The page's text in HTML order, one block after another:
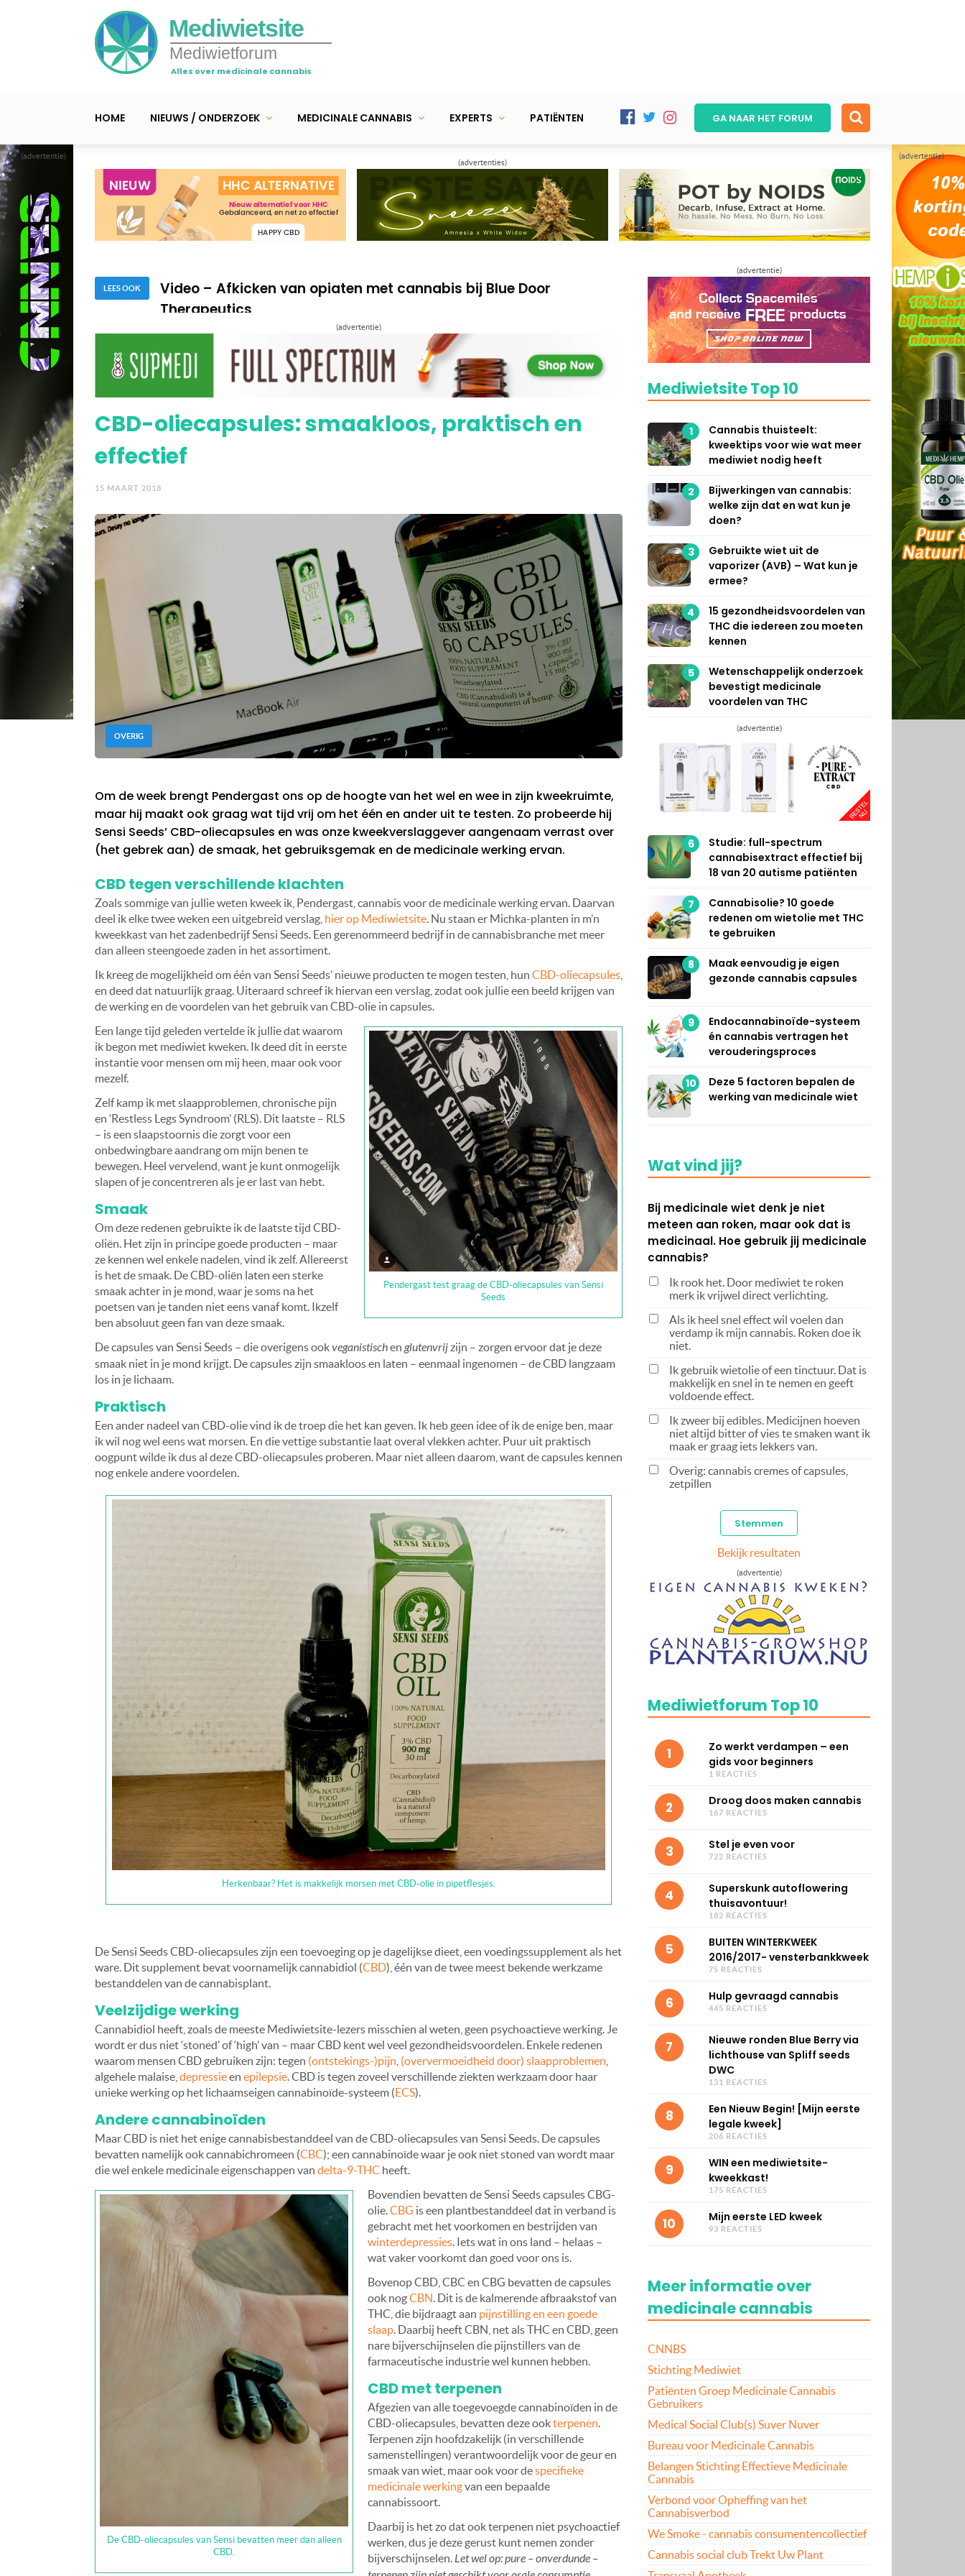
(advertentie) (advertentie)
Mediwietsite
Mediwietforum
Alles over medicinale cannabis
HOME NIEUWS / ONDERZOEK MEDICINALE CANNABIS EXPERTS PATIËNTEN GA NAAR HET FORUM
(advertenties)
LEES OOK
Ontdek de ‘Terpenen in Cannabis’ met deze interactieve graphic
Video – Mediwietsite schittert in internationale wietserie
Therapeutics
Ontdek de ‘Terpenen in Cannabis’ met deze interactieve graphic
Video – Mediwietsite schittert in internationale wietserie
(advertentie)
CBD-oliecapsules: smaakloos, praktisch en
effectief
15 MAART 2018
OVERIG
Om de week brengt Pendergast ons op de hoogte van het wel en wee in zijn kweekruimte,
maar hij maakt ook graag wat tijd vrij om het één en ander uit te testen. Zo probeerde hij
Sensi Seeds’ CBD-oliecapsules en was onze kweekverslaggever aangenaam verrast over
(het gebrek aan) de smaak, het gebruiksgemak en de medicinale werking ervan.
CBD tegen verschillende klachten
Zoals sommige van jullie weten kweek ik, Pendergast, cannabis voor de medicinale werking ervan. Daarvan
deel ik elke twee weken een uitgebreid verslag, hier op Mediwietsite. Nu staan er Michka-planten in m’n
kweekkast van het zadenbedrijf Sensi Seeds. Een gerenommeerd bedrijf in de cannabisbranche met meer
dan alleen steengoede zaden in het assortiment.
Ik kreeg de mogelijkheid om één van Sensi Seeds’ nieuwe producten te mogen testen, hun CBD-oliecapsules
en deed dat natuurlijk graag. Uiteraard schreef ik hiervan een verslag, zodat ook jullie een beeld krijgen van
de werking en de voordelen van het gebruik van CBD-olie in capsules.
Pendergast test graag de CBD-oliecapsules van Sensi
Seeds
Een lange tijd geleden vertelde ik jullie dat waarom
ik begon met mediwiet kweken. Ik deed dit in eerste
instantie voor mensen om mij heen, maar ook voor
mezelf.
Zelf kamp ik met slaapproblemen, chronische pijn
en ‘Restless Legs Syndroom’ (RLS). Dit laatste – RLS
– is een slaapstoornis die zorgt voor een
onbedwingbare aandrang om mijn benen te
bewegen. Heel vervelend, want je kunt onmogelijk
slapen of je concentreren als je er last van hebt.
Smaak
Om deze redenen gebruikte ik de laatste tijd CBD-
oliën. Het zijn in principe goede producten – maar
ze kennen wel enkele nadelen, vind ik zelf. Allereerst
is het de smaak. De CBD-oliën laten een sterke
smaak achter in je mond, waar je soms na het
poetsen van je tanden niet eens vanaf komt. Ikzelf
ben absoluut geen fan van deze smaak.
De capsules van Sensi Seeds – die overigens ookveganistischen glutenvrijzijn – zorgen ervoor dat je deze
smaak niet in je mond krijgt. De capsules zijn smaakloos en laten – eenmaal ingenomen – de CBD langzaam
los in je lichaam.
Praktisch
Een ander nadeel van CBD-olie vind ik de troep die het kan geven. Ik heb geen idee of ik de enige ben, maar
ik wil nog wel eens wat morsen. En die vettige substantie laat overal vlekken achter. Puur uit praktisch
oogpunt wilde ik dus al deze CBD-oliecapsules proberen. Maar niet alleen daarom, want de capsules kennen
nog enkele andere voordelen.
Herkenbaar? Het is makkelijk morsen met CBD-olie in pipetflesjes.
De Sensi Seeds CBD-oliecapsules zijn een toevoeging op je dagelijkse dieet, een voedingssupplement als het
ware. Dit supplement bevat voornamelijk cannabidiol (CBD), één van de twee meest bekende werkzame
bestanddelen van de cannabisplant.
Veelzijdige werking
Cannabidiol heeft, zoals de meeste Mediwietsite-lezers misschien al weten, geen psychoactieve werking. Je
wordt er dus niet ‘stoned’ of ‘high’ van – maar CBD kent wel veel gezondheidsvoordelen. Enkele redenen
waarom mensen CBD gebruiken zijn: tegen (ontstekings-)pijn (oververmoeidheid door) slaapproblemen
algehele malaise, depressieen epilepsie. CBD is tegen zoveel verschillende ziekten werkzaam door haar
unieke werking op het lichaamseigen cannabinoïde-systeem (ECS).
Andere cannabinoïden
Maar CBD is niet het enige cannabisbestanddeel van de CBD-oliecapsules van Sensi Seeds. De capsules
bevatten namelijk ook cannabichromeen (CBC); een cannabinoïde waar je ook niet stoned van wordt maar
die wel enkele medicinale eigenschappen van delta-9-THC heeft.
De CBD-oliecapsules van Sensi bevatten meer dan alleen
CBD.
Bovendien bevatten de Sensi Seeds capsules CBG-
olie.CBG is een plantbestanddeel dat in verband is
gebracht met het voorkomen en bestrijden van
winterdepressies. Iets wat in ons land – helaas –
wat vaker voorkomt dan goed voor ons is.
Bovenop CBD, CBC en CBG bevatten de capsules
ook nogCBN. Dit is de kalmerende afbraakstof van
THC, die bijdraagt aan pijnstilling en een goede
slaap. Daarbij heeft CBN, net als THC en CBD, geen
nare bijverschijnselen die pijnstillers van de
farmaceutische industrie wel kunnen hebben.
CBD met terpenen
Afgezien van alle toegevoegde cannabinoïden in de
CBD-oliecapsules, bevatten deze ookterpenen.
Terpenen zijn hoofdzakelijk (in verschillende
samenstellingen) verantwoordelijk voor de geur en
smaak van wiet, maar ook voor despecifieke
medicinale werkingvan een bepaalde
cannabissoort.
Daarbij is het zo dat ook terpenen niet psychoactief
werken, dus je deze gerust kunt nemen zonder
bijverschijnselen. Let wel op: pure – onverdunde –
(advertentie)
Mediwietsite Top 10
1
Cannabis thuisteelt:
kweektips voor wie wat meer
mediwiet nodig heeft
2
Bijwerkingen van cannabis:
welke zijn dat en wat kun je
doen?
3
Gebruikte wiet uit de
vaporizer (AVB) – Wat kun je
ermee?
4
15 gezondheidsvoordelen van
THC die iedereen zou moeten
kennen
5
Wetenschappelijk onderzoek
bevestigt medicinale
voordelen van THC
(advertentie)
6
Studie: full-spectrum
cannabisextract effectief bij
18 van 20 autisme patiënten
7
Cannabisolie? 10 goede
redenen om wietolie met THC
te gebruiken
8
Maak eenvoudig je eigen
gezonde cannabis capsules
9
Endocannabinoïde-systeem
én cannabis vertragen het
verouderingsproces
10
Deze 5 factoren bepalen de
werking van medicinale wiet
Wat vind jij?
Bij medicinale wiet denk je niet
meteen aan roken, maar ook dat is
medicinaal. Hoe gebruik jij medicinale
cannabis?
Ik rook het. Door mediwiet te roken
merk ik vrijwel direct verlichting.
Als ik heel snel effect wil voelen dan
verdamp ik mijn cannabis. Roken doe ik
niet.
Ik gebruik wietolie of een tinctuur. Dat is
makkelijk en snel in te nemen en geeft
voldoende effect.
Ik zweer bij edibles. Medicijnen hoeven
niet altijd bitter of vies te smaken want ik
maak er graag iets lekkers van.
Overig: cannabis cremes of capsules,
zetpillen
Bekijk resultaten
(advertentie)
Mediwietforum Top 10
1
Zo werkt verdampen – een
gids voor beginners
1 REACTIES
2 Droog doos maken cannabis
167 REACTIES
3 Stel je even voor
722 REACTIES
4
Superskunk autoflowering
thuisavontuur!
182 REACTIES
5
BUITEN WINTERKWEEK
2016/2017- vensterbankkweek
75 REACTIES
6 Hulp gevraagd cannabis
445 REACTIES
7
Nieuwe ronden Blue Berry via
lichthouse van Spliff seeds
DWC
131 REACTIES
8
Een Nieuw Begin! [Mijn eerste
legale kweek]
206 REACTIES
9
WIN een mediwietsite-
kweekkast!
175 REACTIES
10 Mijn eerste LED kweek
93 REACTIES
Meer informatie over
medicinale cannabis
CNNBS
Stichting Mediwiet
Patiënten Groep Medicinale Cannabis
Gebruikers
Medical Social Club(s) Suver Nuver
Bureau voor Medicinale Cannabis
Belangen Stichting Effectieve Medicinale
Cannabis
Verbond voor Opheffing van het
Cannabisverbod
We Smoke - cannabis consumentencollectief
Cannabis social club Trekt Uw Plant